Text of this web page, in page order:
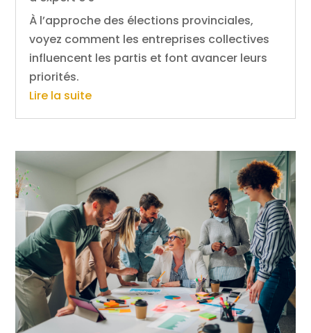
À l’approche des élections provinciales,
voyez comment les entreprises collectives
influencent les partis et font avancer leurs
priorités.
Lire la suite